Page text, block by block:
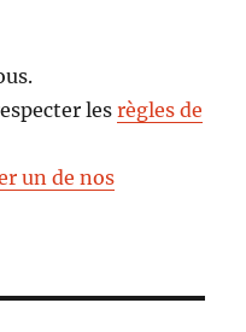
lesrègles de
un de nos